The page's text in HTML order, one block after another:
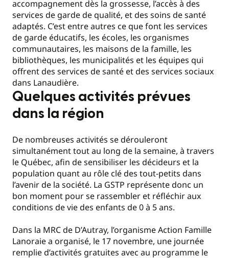
accompagnement dès la grossesse, l’accès à des
services de garde de qualité, et des soins de santé
adaptés. C’est entre autres ce que font les services
de garde éducatifs, les écoles, les organismes
communautaires, les maisons de la famille, les
bibliothèques, les municipalités et les équipes qui
offrent des services de santé et des services sociaux
dans Lanaudière.
Quelques activités prévues
dans la région
De nombreuses activités se dérouleront
simultanément tout au long de la semaine, à travers
le Québec, afin de sensibiliser les décideurs et la
population quant au rôle clé des tout-petits dans
l’avenir de la société. La GSTP représente donc un
bon moment pour se rassembler et réfléchir aux
conditions de vie des enfants de 0 à 5 ans.
Dans la MRC de D’Autray, l’organisme Action Famille
Lanoraie a organisé, le 17 novembre, une journée
remplie d’activités gratuites avec au programme le